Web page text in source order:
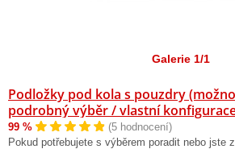
Galerie 1/1
Podložky pod kola s pouzdry
podrobný výběr / vlastní
99 %
(5 hodnocení)
Pokud potřebujete s výběrem poradit nebo jste